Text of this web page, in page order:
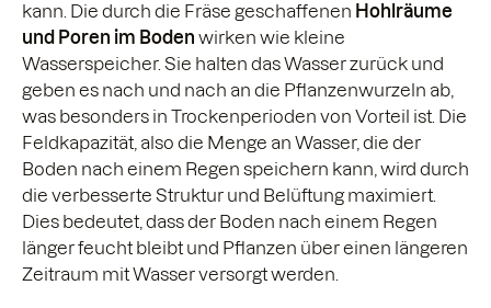
kann. Die durch die Fräse geschaffenen Hohlräume
und Poren im Boden wirken wie kleine
Wasserspeicher. Sie halten das Wasser zurück und
geben es nach und nach an die Pflanzenwurzeln ab,
was besonders in Trockenperioden von Vorteil ist. Die
Feldkapazität, also die Menge an Wasser, die der
Boden nach einem Regen speichern kann, wird durch
die verbesserte Struktur und Belüftung maximiert.
Dies bedeutet, dass der Boden nach einem Regen
länger feucht bleibt und Pflanzen über einen längeren
Zeitraum mit Wasser versorgt werden.